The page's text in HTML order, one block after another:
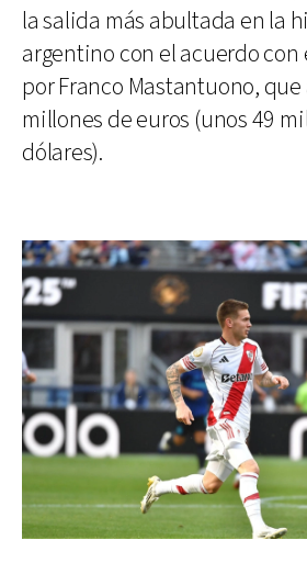
la salida más abultada en la
argentino con el acuerdo con
por Franco Mastantuono, que
millones de euros (unos 49
dólares).